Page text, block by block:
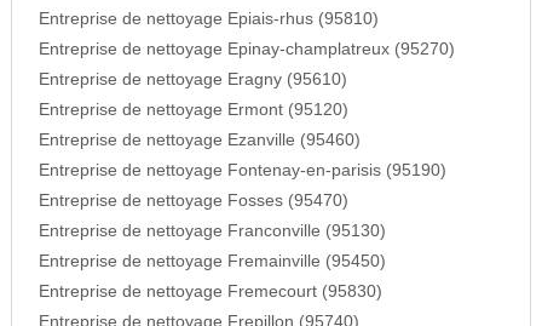
Entreprise de nettoyage Epiais-rhus (95810)
Entreprise de nettoyage Epinay-champlatreux (95270)
Entreprise de nettoyage Eragny (95610)
Entreprise de nettoyage Ermont (95120)
Entreprise de nettoyage Ezanville (95460)
Entreprise de nettoyage Fontenay-en-parisis (95190)
Entreprise de nettoyage Fosses (95470)
Entreprise de nettoyage Franconville (95130)
Entreprise de nettoyage Fremainville (95450)
Entreprise de nettoyage Fremecourt (95830)
Entreprise de nettoyage Frepillon (95740)